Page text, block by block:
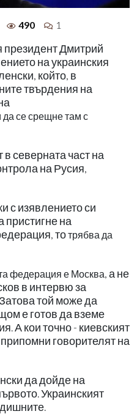
490 1
президент Дмитрий
на украинския
който, в
твърдения на
се срещне там с
северната част на
на Русия,
с изявлението си
пристигне на
тотрябва да
федерация е Москва, а не
в интервю за
той може да
е готов да вземе
А кои точно - киевският
говорителят на
да дойде на
Украинският